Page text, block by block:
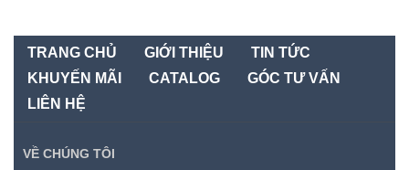
TRANG CHỦ GIỚI THIỆU
TIN TỨC
KHUYẾN MÃI
CATALOG
GÓC TƯ VẤN
LIÊN HỆ
VỀ CHÚNG TÔI